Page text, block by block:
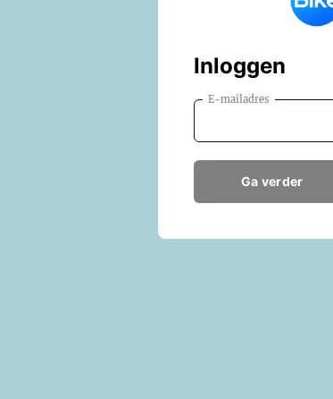
Inloggen
E-mailadres
Ga verder